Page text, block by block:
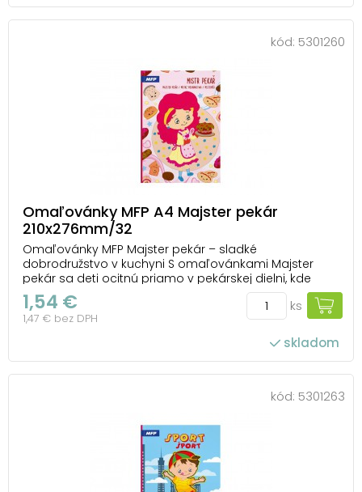
kód: 5301260
Omaľovánky MFP A4 Majster pekár
210x276mm/32
Omaľovánky MFP Majster pekár – sladké
dobrodružstvo v kuchyni S omaľovánkami Majster
pekár sa deti ocitnú priamo v pekárskej dielni, kde
vznikajú tie najkrajšie torty, koláče a sušienky. Každý
obrázok predstavuje sladký výtvor, ktorý čaká na
farebné zdobenie – fantázii sa medze nekladú. Det...
1,54 €
1,47 € bez DPH
ks
skladom
kód: 5301263